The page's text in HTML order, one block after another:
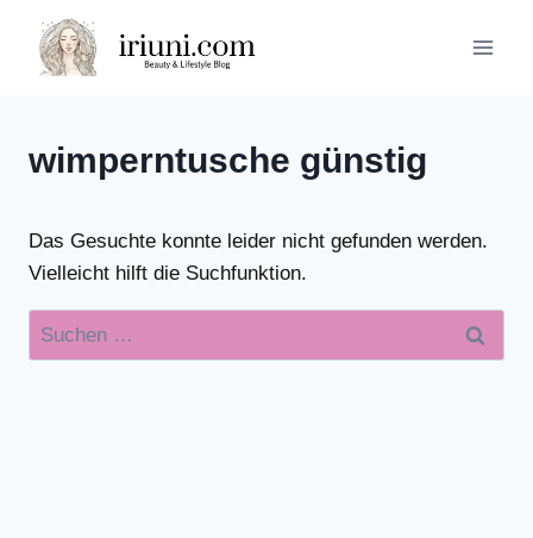
Inhalt
springen
wimperntusche günstig
Das Gesuchte konnte leider nicht gefunden werden.
Vielleicht hilft die Suchfunktion.
Suchen
nach: